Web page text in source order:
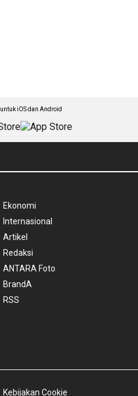
iOS dan Android
Ekonomi
Internasional
Artikel
Redaksi
ANTARA Foto
BrandA
RSS
Kebijakan Cookie